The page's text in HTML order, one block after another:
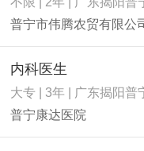
普宁市伟腾农贸有限公
内科医生
大专 | 3年 | 广东揭阳普
普宁康达医院